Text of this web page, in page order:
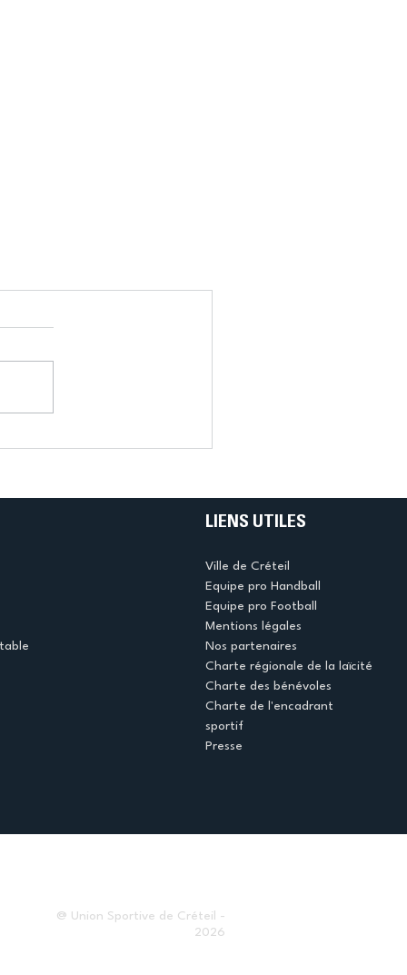
LIENS UTILES
Ville de Créteil
Equipe pro Handball
Equipe pro Football
Mentions légales
Nos partenaires
Charte régionale de la laïcité
Charte des bénévoles
Charte de l'encadrant
sportif
Presse
@ Union Sportive de Créteil -
2026